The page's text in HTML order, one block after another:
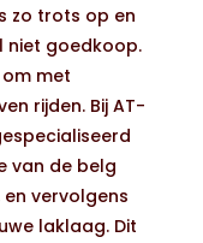
zo trots op en
niet goedkoop.
met
rijden. Bij AT-
van de belg
vervolgens
laklaag. Dit